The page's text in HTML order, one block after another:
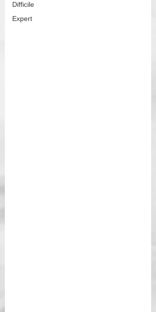
Difficile
Expert